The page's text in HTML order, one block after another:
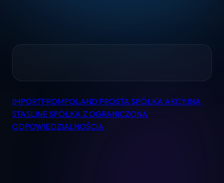
Home
Pomoc
Nawigacja
wpisu
IMPORTFROMPOLAND PROSTA SPÓŁKA AKCYJNA
STASLINE SPÓŁKA Z OGRANICZONĄ
ODPOWIEDZIALNOŚCIĄ